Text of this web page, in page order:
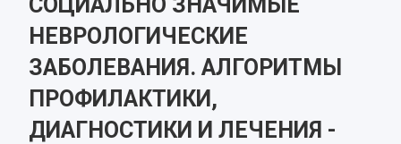
НЕВРОЛОГИЧЕСКИЕ
ЗАБОЛЕВАНИЯ. АЛГОРИТМЫ
ПРОФИЛАКТИКИ,
ДИАГНОСТИКИ И ЛЕЧЕНИЯ -